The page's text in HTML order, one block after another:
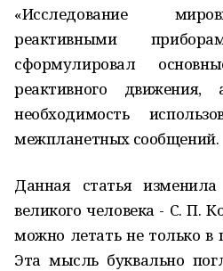
«Исследование
реактивными
сформулировал
реактивного
необходимость
межпланетных сообщений.
Данная статья
великого человека - С. П.
можно летать не только в
Эта мысль буквально